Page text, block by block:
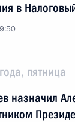
в
пятница
назначил